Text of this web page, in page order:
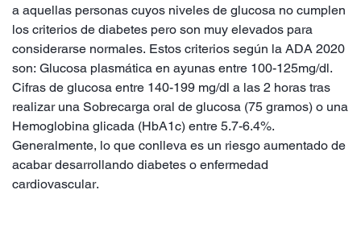
a aquellas personas cuyos niveles de glucosa no cumplen
los criterios de diabetes pero son muy elevados para
considerarse normales. Estos criterios según la ADA 2020
son: Glucosa plasmática en ayunas entre 100-125mg/dl.
Cifras de glucosa entre 140-199 mg/dl a las 2 horas tras
realizar una Sobrecarga oral de glucosa (75 gramos) o una
Hemoglobina glicada (HbA1c) entre 5.7-6.4%.
Generalmente, lo que conlleva es un riesgo aumentado de
acabar desarrollando diabetes o enfermedad
cardiovascular.